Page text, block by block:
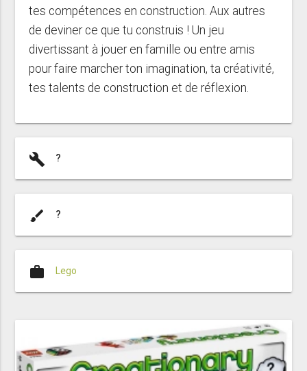
tes compétences en construction. Aux autres
de deviner ce que tu construis ! Un jeu
divertissant à jouer en famille ou entre amis
pour faire marcher ton imagination, ta créativité,
tes talents de construction et de réflexion.
build ?
brush ?
work Lego